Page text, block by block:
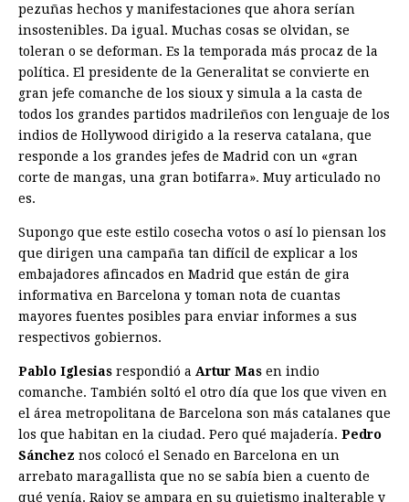
pezuñas hechos y manifestaciones que ahora serían
insostenibles. Da igual. Muchas cosas se olvidan, se
toleran o se deforman. Es la temporada más procaz de la
política. El presidente de la Generalitat se convierte en
gran jefe comanche de los sioux y simula a la casta de
todos los grandes partidos madrileños con lenguaje de los
indios de Hollywood dirigido a la reserva catalana, que
responde a los grandes jefes de Madrid con un «gran
corte de mangas, una gran botifarra». Muy articulado no
es.
Supongo que este estilo cosecha votos o así lo piensan los
que dirigen una campaña tan difícil de explicar a los
embajadores afincados en Madrid que están de gira
informativa en Barcelona y toman nota de cuantas
mayores fuentes posibles para enviar informes a sus
respectivos gobiernos.
Pablo Iglesias respondió a Artur Mas en indio
comanche. También soltó el otro día que los que viven en
el área metropolitana de Barcelona son más catalanes que
los que habitan en la ciudad. Pero qué majadería. Pedro
Sánchez nos colocó el Senado en Barcelona en un
arrebato maragallista que no se sabía bien a cuento de
qué venía. Rajoy se ampara en su quietismo inalterable y